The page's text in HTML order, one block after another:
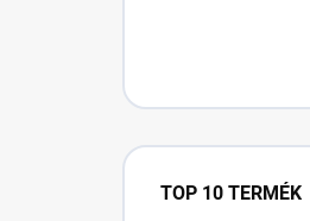
TOP 10 TERMÉK